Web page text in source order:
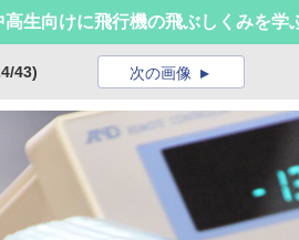
生向けに飛行機の飛ぶしくみを学
43) 次の画像